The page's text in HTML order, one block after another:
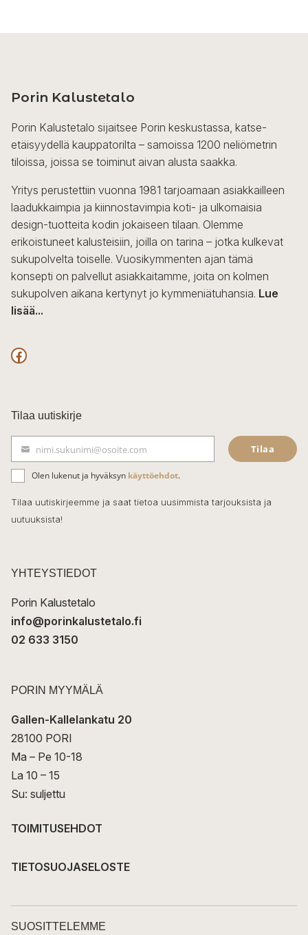
Porin Kalustetalo
Porin Kalustetalo sijaitsee Porin keskustassa, katse-
etäisyydellä kauppatorilta – samoissa 1200 neliömetrin
tiloissa, joissa se toiminut aivan alusta saakka.
Yritys perustettiin vuonna 1981 tarjoamaan asiakkailleen
laadukkaimpia ja kiinnostavimpia koti- ja ulkomaisia
design-tuotteita kodin jokaiseen tilaan. Olemme
erikoistuneet kalusteisiin, joilla on tarina – jotka kulkevat
sukupolvelta toiselle. Vuosikymmenten ajan tämä
konsepti on palvellut asiakkaitamme, joita on kolmen
sukupolven aikana kertynyt jo kymmeniätuhansia. Lue
lisää...
F
c
e
b
o
o
k
Tilaa uutiskirje
ä
h
k
t
nimi.sukunimi@osoite.com Tilaa
Olen lukenut ja hyväksyn käyttöehdot.
Tilaa uutiskirjeemme ja saat tietoa uusimmista tarjouksista ja
uutuuksista!
YHTEYSTIEDOT
Porin Kalustetalo
info@porinkalustetalo.fi
02 633 3150
PORIN MYYMÄLÄ
Gallen-Kallelankatu 20
28100 PORI
Ma – Pe 10-18
La 10 – 15
Su: suljettu
TOIMITUSEHDOT
TIETOSUOJASELOSTE
SUOSITTELEMME